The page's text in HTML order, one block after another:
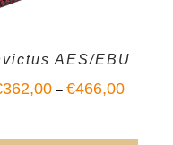
AES/EBU
362,00– €466,00